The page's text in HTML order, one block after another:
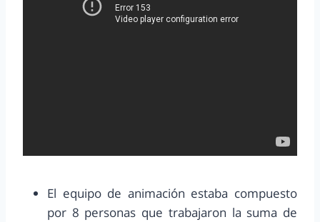
El equipo de animación estaba compuesto
por 8 personas que trabajaron la suma de